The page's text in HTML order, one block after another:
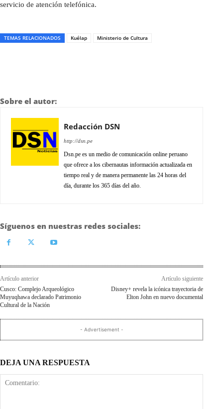
servicio de atención telefónica.
TEMAS RELACIONADOS Kuélap Ministerio de Cultura
Sobre el autor:
Redacción DSN
http://dsn.pe
Dsn.pe es un medio de comunicación online peruano
que ofrece a los cibernautas información actualizada en
tiempo real y de manera permanente las 24 horas del
día, durante los 365 días del año.
Síguenos en nuestras redes sociales:
Artículo anterior
Cusco: Complejo Arqueológico
Muyuqhawa declarado Patrimonio
Cultural de la Nación
Artículo siguiente
Disney+ revela la icónica trayectoria de
Elton John en nuevo documental
- Advertisement -
DEJA UNA RESPUESTA